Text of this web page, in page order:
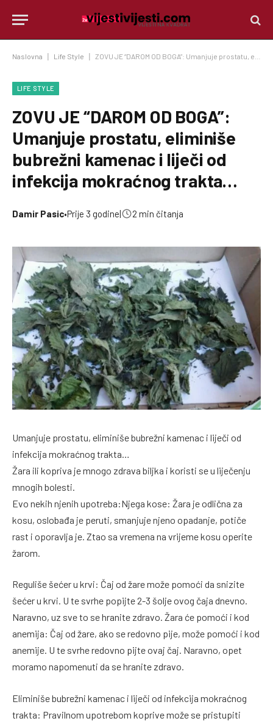
Naslovna Life Style ZOVU JE “DAROM OD BOGA”: Umanjuje prostatu, eliminiše bubrežni kamenac i liječi od infekcija mokraćnog trakta…
LIFE STYLE
ZOVU JE “DAROM OD BOGA”:
Umanjuje prostatu, eliminiše
bubrežni kamenac i liječi od
infekcija mokraćnog trakta…
Damir Pasic•Prije 3 godine| 2 min čitanja
Umanjuje prostatu, eliminiše bubrežni kamenac i liječi od
infekcija mokraćnog trakta…
Žara ili kopriva je mnogo zdrava biljka i koristi se u liječenju
mnogih bolesti.
Evo nekih njenih upotreba:Njega kose: Žara je odlična za
kosu, oslobađa je peruti, smanjuje njeno opadanje, potiče
rast i oporavlja je. Ztao sa vremena na vrijeme kosu operite
žarom.
Reguliše šećer u krvi: Čaj od žare može pomoći da snizite
šećer u krvi. U te svrhe popijte 2-3 šolje ovog čaja dnevno.
Naravno, uz sve to se hranite zdravo. Žara će pomoći i kod
anemija: Čaj od žare, ako se redovno pije, može pomoći i kod
anemije. U te svrhe redovno pijte ovaj čaj. Naravno, opet
moramo napomenuti da se hranite zdravo.
Eliminiše bubrežni kamenac i liječi od infekcija mokraćnog
trakta: Pravilnom upotrebom koprive može se pristupiti